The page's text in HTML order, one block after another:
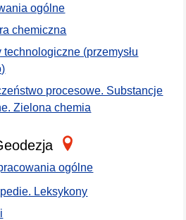
ogólne
chemiczna
technologiczne (przemysłu
procesowe. Substancje
Zielona chemia
ogólne
Leksykony